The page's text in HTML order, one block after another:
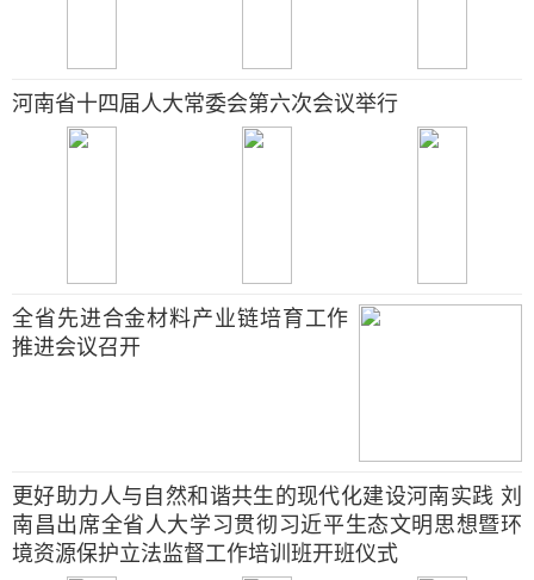
河南省十四届人大常委会第六次会议举行
全省先进合金材料产业链培育工作
推进会议召开
更好助力人与自然和谐共生的现代化建设河南实践 刘
南昌出席全省人大学习贯彻习近平生态文明思想暨环
境资源保护立法监督工作培训班开班仪式